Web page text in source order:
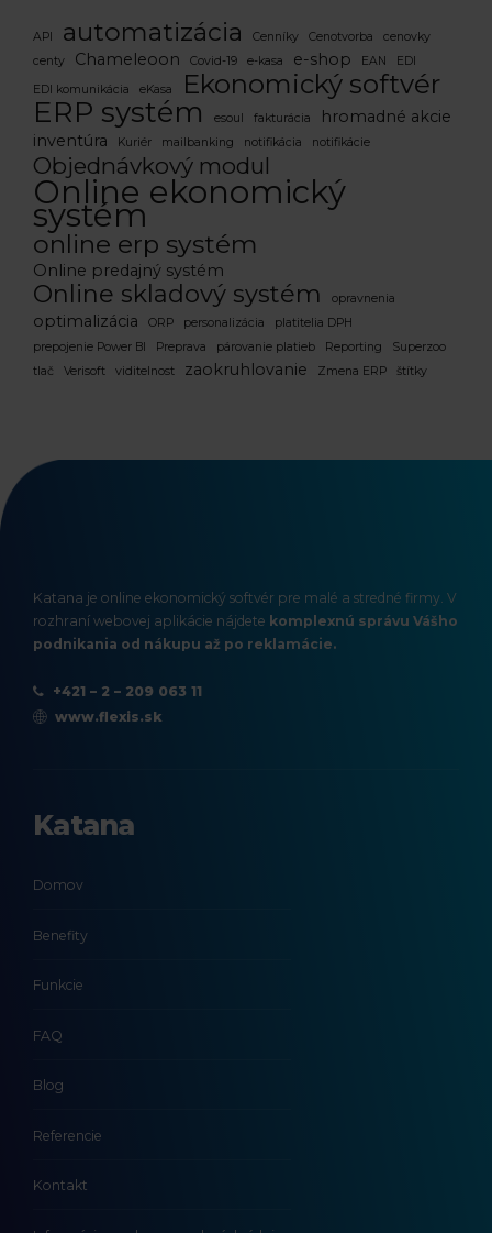
API automatizácia Cenníky Cenotvorba
cenovky
centy
Chameleoon Covid-19 e-kasa e-shop EAN
EDI
EDI komunikácia
eKasa Ekonomický softvér
ERP systém esoul fakturácia
hromadné akcie
inventúra
Kuriér mailbanking notifikácia notifikácie
Objednávkový modul
Online ekonomický
systém
online erp systém
Online predajný systém
Online skladový systém opravnenia
optimalizácia ORP personalizácia
platitelia DPH
prepojenie Power BI
Preprava párovanie platieb Reporting
Superzoo
tlač
Verisoft viditelnost zaokruhlovanie Zmena ERP štítky
Katana je online ekonomický softvér pre malé a stredné firmy. V
rozhraní webovej aplikácie nájdete komplexnú správu Vášho
podnikania od nákupu až po reklamácie.
+421 – 2 – 209 063 11
www.flexis.sk
Katana
Domov
Benefity
Funkcie
FAQ
Blog
Referencie
Kontakt